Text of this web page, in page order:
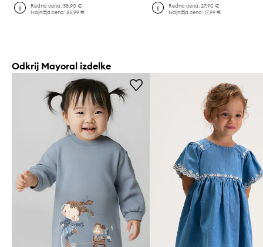
Redna cena:38,90 €
Najnižja cena:25,99 €
Redna cena: 27,90 €
Najnižja cena: 17,99 €
Odkrij Mayoral izdelke